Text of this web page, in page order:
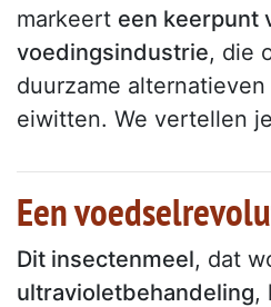
markeert een keerpunt
voedingsindustrie, die
duurzame
eiwitten. We vertellen
Een
Dit insectenmeel, dat
ultravioletbehandeling,